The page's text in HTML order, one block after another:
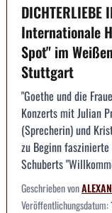
DICHTERLIEBE
Internationale
Spot" im
Stuttgart
"Goethe und die
Konzerts mit Julian
(Sprecherin) und
zu Beginn
Schuberts
Geschrieben von
Veröffentlichungsdatum: